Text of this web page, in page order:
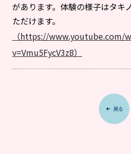
があります。体験の様子はタキ
ただけます。
（https://www.youtube.com/
v=Vmu5FycV3z8）